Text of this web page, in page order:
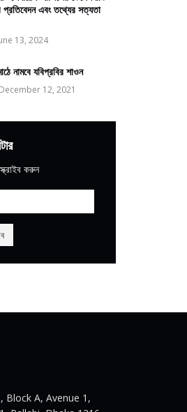
প্রতিবেদন এবং তথ্যের সত্যতা
13, 2024
নামবে যবিপ্রবির শাওন
December 12, 2021
করুন
Block A, Avenue 1,